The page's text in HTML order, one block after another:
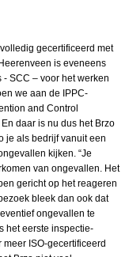
gecertificeerd met
is eveneens
SCC – voor het werken
we aan de IPPC-
and Control
daar is nu dus het Brzo
je als bedrijf vanuit een
kijken. “Je
van ongevallen. Het
gericht op het reageren
bleek dan ook dat
ongevallen te
het eerste inspectie­
meer ISO-gecertificeerd